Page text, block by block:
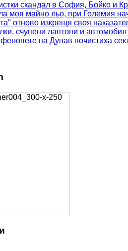
скандал в София, Бойко и
моя майно льо, при Големия
отново изкрещя своя
счупени лаптопи и
на Дунав почистиха